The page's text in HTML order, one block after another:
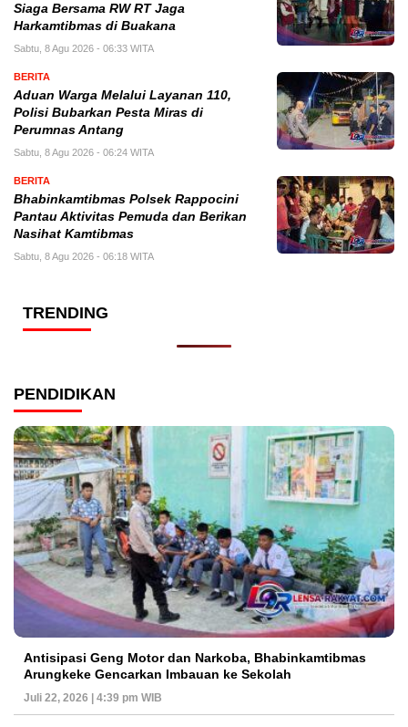
Siaga Bersama RW RT Jaga
Harkamtibmas di Buakana
Sabtu, 8 Agu 2026 - 06:33 WITA
BERITA
Aduan Warga Melalui Layanan 110,
Polisi Bubarkan Pesta Miras di
Perumnas Antang
Sabtu, 8 Agu 2026 - 06:24 WITA
BERITA
Bhabinkamtibmas Polsek Rappocini
Pantau Aktivitas Pemuda dan Berikan
Nasihat Kamtibmas
Sabtu, 8 Agu 2026 - 06:18 WITA
TRENDING
PENDIDIKAN
Antisipasi Geng Motor dan Narkoba, Bhabinkamtibmas
Arungkeke Gencarkan Imbauan ke Sekolah
Juli 22, 2026 | 4:39 pm WIB